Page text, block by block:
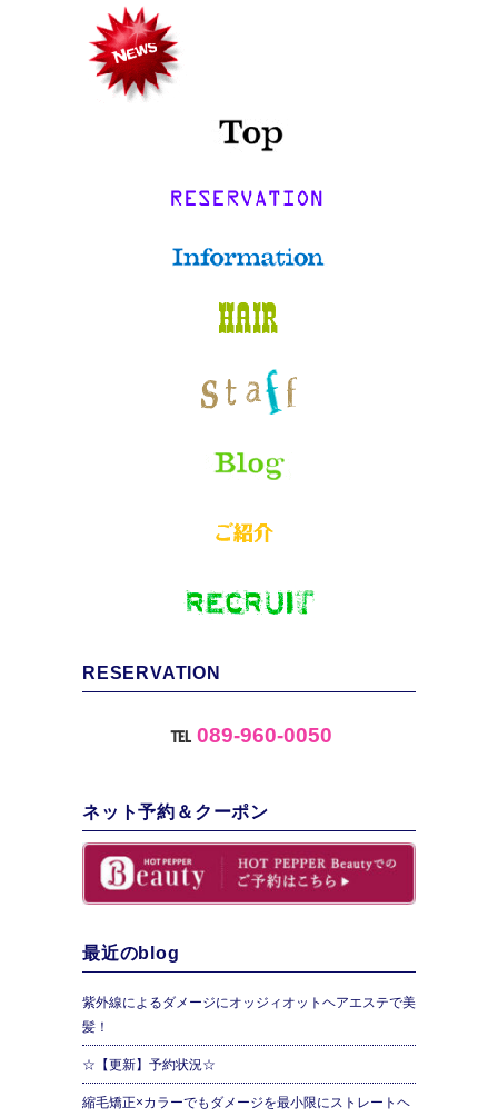
RESERVATION
℡ 089-960-0050
ネット予約＆クーポン
最近のblog
紫外線によるダメージにオッジィオットヘアエステで美
髪！
☆【更新】予約状況☆
縮毛矯正×カラーでもダメージを最小限にストレートヘ